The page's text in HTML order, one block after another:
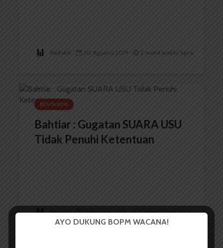
Redaksi 20 Agustus 2019 2 menit waktu baca
BERITA KOTA
Bahtiar : Gugatan SUARA USU
Tidak Penuhi Ketentuan
Redaksi 14 Agustus 2019 2 menit waktu baca
AYO DUKUNG BOPM WACANA!